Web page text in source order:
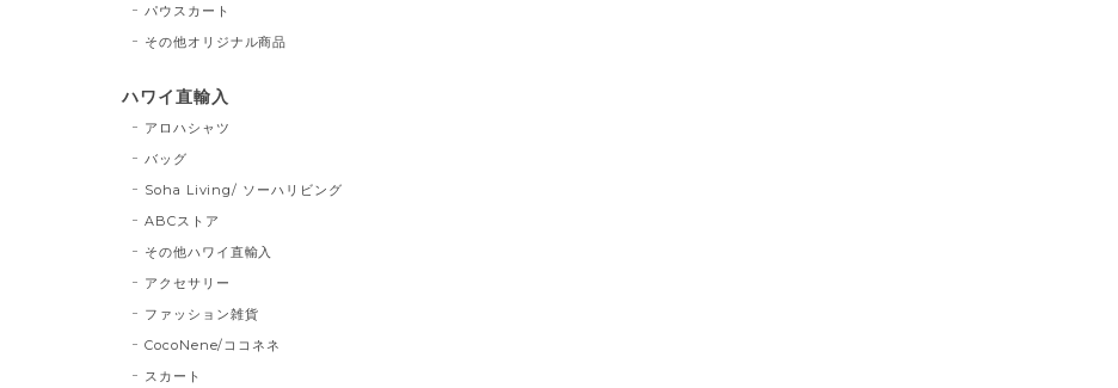
パウスカート
その他オリジナル商品
ハワイ直輸入
アロハシャツ
バッグ
Soha Living/ ソーハリビング
ABCストア
その他ハワイ直輸入
アクセサリー
ファッション雑貨
CocoNene/ココネネ
スカート